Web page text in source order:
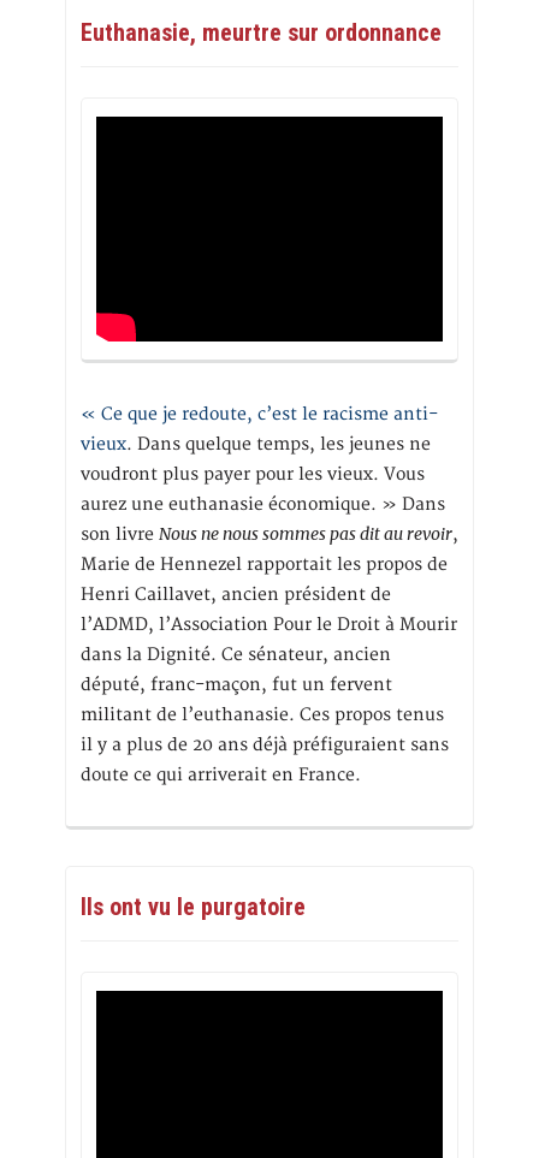
Euthanasie, meurtre sur ordonnance
« Ce que je redoute, c’est le racisme anti-
vieux. Dans quelque temps, les jeunes ne
voudront plus payer pour les vieux. Vous
aurez une euthanasie économique. » Dans
son livre Nous ne nous sommes pas dit au revoir,
Marie de Hennezel rapportait les propos de
Henri Caillavet, ancien président de
l’ADMD, l’Association Pour le Droit à Mourir
dans la Dignité. Ce sénateur, ancien
député, franc-maçon, fut un fervent
militant de l’euthanasie. Ces propos tenus
il y a plus de 20 ans déjà préfiguraient sans
doute ce qui arriverait en France.
Ils ont vu le purgatoire